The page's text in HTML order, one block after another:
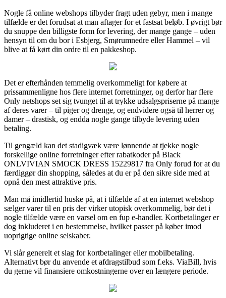
Nogle få online webshops tilbyder fragt uden gebyr, men i mange
tilfælde er det forudsat at man aftager for et fastsat beløb. I øvrigt bør
du snuppe den billigste form for levering, der mange gange – uden
hensyn til om du bor i Esbjerg, Smørumnedre eller Hammel – vil
blive at få kørt din ordre til en pakkeshop.
Det er efterhånden temmelig overkommeligt for købere at
prissammenligne hos flere internet forretninger, og derfor har flere
Only netshops set sig tvunget til at trykke udsalgspriserne på mange
af deres varer – til piger og drenge, og endvidere også til herrer og
damer – drastisk, og endda nogle gange tilbyde levering uden
betaling.
Til gengæld kan det stadigvæk være lønnende at tjekke nogle
forskellige online forretninger efter rabatkoder på Black
ONLVIVIAN SMOCK DRESS 15229817 fra Only forud for at du
færdiggør din shopping, således at du er på den sikre side med at
opnå den mest attraktive pris.
Man må imidlertid huske på, at i tilfælde af at en internet webshop
sælger varer til en pris der virker utopisk overkommelig, bør det i
nogle tilfælde være en varsel om en fup e-handler. Kortbetalinger er
dog inkluderet i en bestemmelse, hvilket passer på køber imod
uoprigtige online selskaber.
Vi slår generelt et slag for kortbetalinger eller mobilbetaling.
Alternativt bør du anvende et afdragstilbud som f.eks. ViaBill, hvis
du gerne vil finansiere omkostningerne over en længere periode.